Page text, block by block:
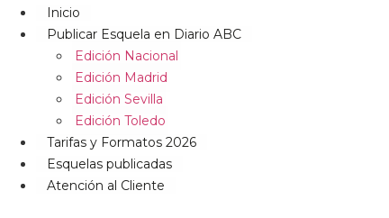
Inicio
Publicar Esquela en Diario ABC
Edición Nacional
Edición Madrid
Edición Sevilla
Edición Toledo
Tarifas y Formatos 2026
Esquelas publicadas
Atención al Cliente